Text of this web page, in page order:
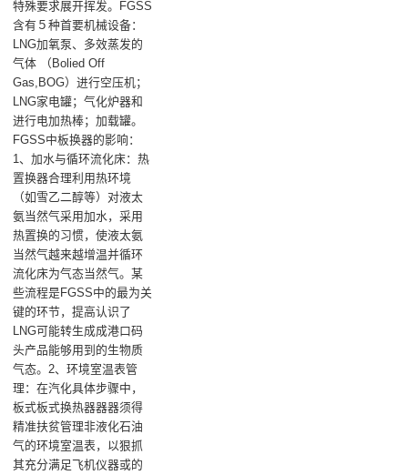
特殊要求展开挥发。FGSS
含有５种首要机械设备：
LNG加氧泵、多效蒸发的
气体 （Bolied Off
Gas,BOG）进行空压机；
LNG家电罐；气化炉器和
进行电加热棒；加载罐。
FGSS中板换器的影响：
1、加水与循环流化床‌：热
置换器合理利用热环境
（如雪乙二醇等）对液太
氨当然气采用加水，采用
热置换的习惯，使液太氨
当然气越来越增温并循环
流化床为气态当然气。某
些流程是FGSS中的最为关
键的环节，提高认识了
LNG可能转生成成港口码
头产品能够用到的生物质
气态‌。‌2、环境室温表管
理‌：在汽化具体步骤中，
板式板式换热器器器须得
精准扶贫管理非液化石油
气的环境室温表，以狠抓
其充分满足飞机仪器或的